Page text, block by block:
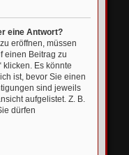
eine Antwort?
eröffnen, müssen
einen Beitrag zu
klicken. Es könnte
ist, bevor Sie einen
sind jeweils
aufgelistet. Z. B.
dürfen